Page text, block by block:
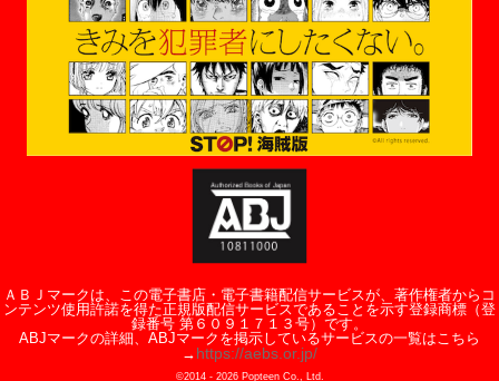
ＡＢＪマークは、この電子書店・電子書籍配信サービスが、著作権者からコ
ンテンツ使用許諾を得た正規版配信サービスであることを示す登録商標（登
録番号 第６０９１７１３号）です。
ABJマークの詳細、ABJマークを掲示しているサービスの一覧はこちら
→ https://aebs.or.jp/
©2014 - 2026Popteen Co., Ltd.